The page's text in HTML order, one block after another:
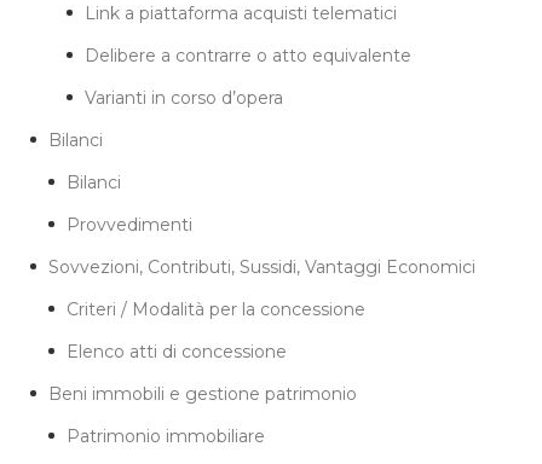
Link a piattaforma acquisti telematici
Delibere a contrarre o atto equivalente
Varianti in corso d’opera
Bilanci
Bilanci
Provvedimenti
Sovvezioni, Contributi, Sussidi, Vantaggi Economici
Criteri / Modalità per la concessione
Elenco atti di concessione
Beni immobili e gestione patrimonio
Patrimonio immobiliare